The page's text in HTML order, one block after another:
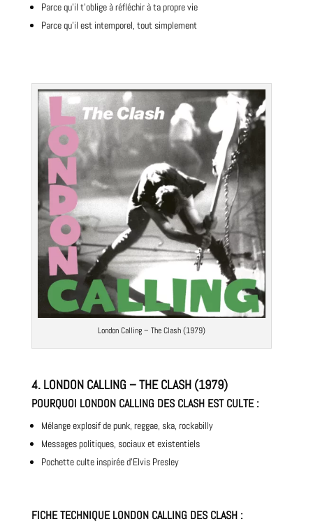
Parce qu’il t’oblige à réfléchir à ta propre vie
Parce qu’il est intemporel, tout simplement
London Calling – The Clash (1979)
4. LONDON CALLING – THE CLASH (1979)
POURQUOI LONDON CALLING DES CLASH EST CULTE:
Mélange explosif de punk, reggae, ska, rockabilly
Messages politiques, sociaux et existentiels
Pochette culte inspirée d’Elvis Presley
FICHE TECHNIQUELONDON CALLING DES CLASH :